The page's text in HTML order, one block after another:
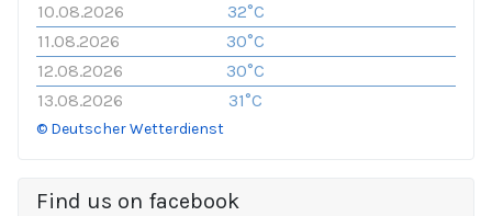
10.08.2026
32°C
11.08.2026
30°C
12.08.2026
30°C
13.08.2026
31°C
© Deutscher Wetterdienst
Find us on facebook